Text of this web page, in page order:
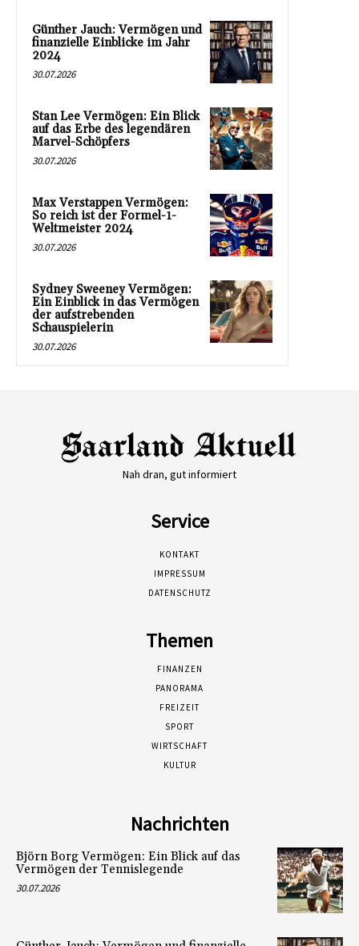
Günther Jauch: Vermögen und
finanzielle Einblicke im Jahr
2024
30.07.2026
Stan Lee Vermögen: Ein Blick
auf das Erbe des legendären
Marvel-Schöpfers
30.07.2026
Max Verstappen Vermögen:
So reich ist der Formel-1-
Weltmeister 2024
30.07.2026
Sydney Sweeney Vermögen:
Ein Einblick in das Vermögen
der aufstrebenden
Schauspielerin
30.07.2026
Nah dran, gut informiert
Service
KONTAKT
IMPRESSUM
DATENSCHUTZ
Themen
FINANZEN
PANORAMA
FREIZEIT
SPORT
WIRTSCHAFT
KULTUR
Nachrichten
Björn Borg Vermögen: Ein Blick auf das
Vermögen der Tennislegende
30.07.2026